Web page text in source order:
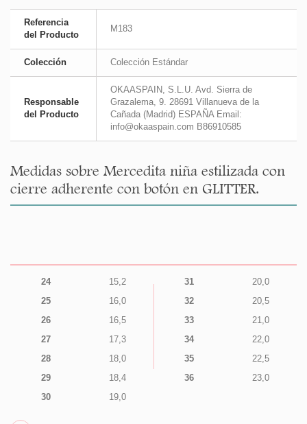
Referencia
del Producto
M183
Colección Colección Estándar
Responsable
del Producto
OKAASPAIN, S.L.U. Avd. Sierra de
Grazalema, 9. 28691 Villanueva de la
Cañada (Madrid) ESPAÑA Email:
info@okaaspain.com B86910585
Medidas sobre Mercedita niña estilizada con
cierre adherente con botón en GLITTER.
24
15,2
25
16,0
26
16,5
27
17,3
28
18,0
29
18,4
30
19,0
31
20,0
32
20,5
33
21,0
34
22,0
35
22,5
36
23,0